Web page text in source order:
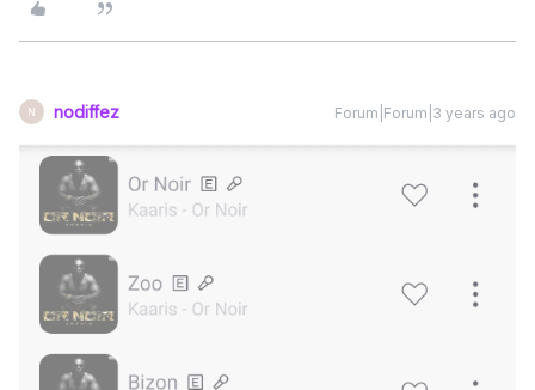
N nodiffez Forum|Forum|3 years ago